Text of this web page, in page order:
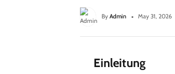
By Admin May 31, 2026
Einleitung